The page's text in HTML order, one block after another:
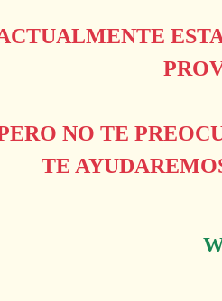
NO TE
TE